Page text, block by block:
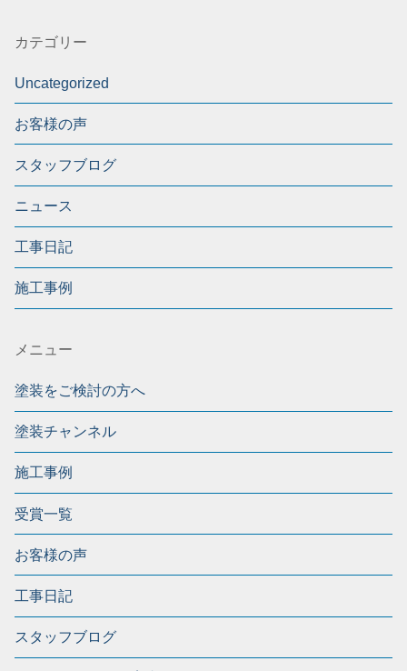
カテゴリー
Uncategorized
お客様の声
スタッフブログ
ニュース
工事日記
施工事例
メニュー
塗装をご検討の方へ
塗装チャンネル
施工事例
受賞一覧
お客様の声
工事日記
スタッフブログ